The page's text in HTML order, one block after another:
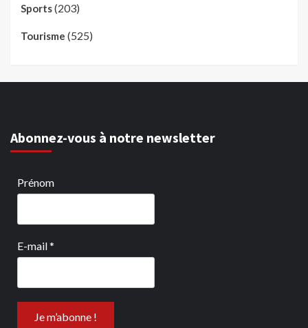
Sports(203)
Tourisme (525)
Abonnez-vous à notre newsletter
Prénom
E-mail*